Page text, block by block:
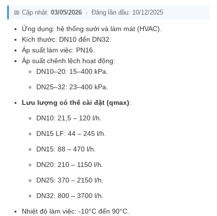
📅 Cập nhật: 03/05/2026 · Đăng lần đầu: 10/12/2025
Ứng dụng: hệ thống sưởi và làm mát (HVAC).
Kích thước: DN10 đến DN32.
Áp suất làm việc: PN16.
Áp suất chênh lệch hoạt động:
DN10–20: 15–400 kPa.
DN25–32: 23–400 kPa.
Lưu lượng có thể cài đặt (qmax):
DN10: 21,5 – 120 l/h.
DN15 LF: 44 – 245 l/h.
DN15: 88 – 470 l/h.
DN20: 210 – 1150 l/h.
DN25: 370 – 2150 l/h.
DN32: 800 – 3700 l/h.
Nhiệt độ làm việc: -10°C đến 90°C.